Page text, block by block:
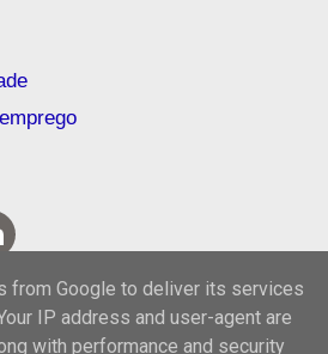
from Google to deliver its services
IP address and user-agent are
with performance and security